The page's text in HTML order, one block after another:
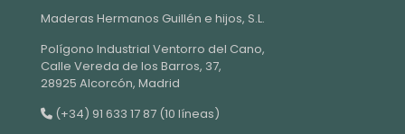
Maderas Hermanos Guillén e hijos, S.L.
Polígono Industrial Ventorro del Cano,
Calle Vereda de los Barros, 37,
28925 Alcorcón, Madrid
(+34) 91 633 17 87 (10 líneas)